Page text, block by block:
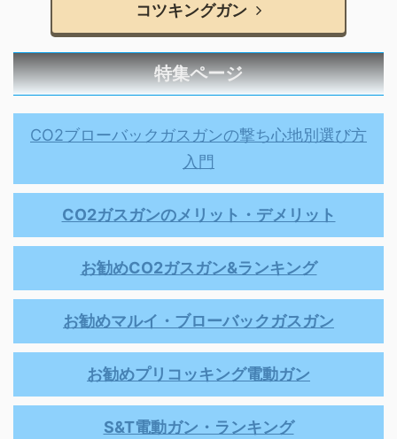
コツキングガン
特集ページ
CO2ブローバックガスガンの撃ち心地別選び方
入門
CO2ガスガンのメリット・デメリット
お勧めCO2ガスガン&ランキング
お勧めマルイ・ブローバックガスガン
お勧めプリコッキング電動ガン
S&T電動ガン・ランキング